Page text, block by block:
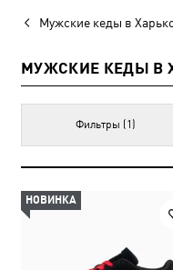
Мужские кеды в
МУЖСКИЕ КЕДЫ В
Фильтры (1)
НОВИНКА